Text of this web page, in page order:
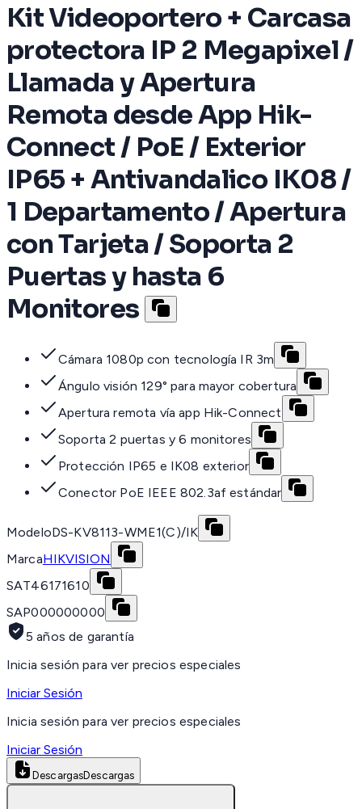
Kit Videoportero + Carcasa
protectora IP 2 Megapixel /
Llamada y Apertura
Remota desde App Hik-
Connect / PoE / Exterior
IP65 + Antivandalico IK08 /
1 Departamento / Apertura
con Tarjeta / Soporta 2
Puertas y hasta 6
Monitores
Cámara 1080p con tecnología IR 3m
Ángulo visión 129° para mayor cobertura
Apertura remota vía app Hik-Connect
Soporta 2 puertas y 6 monitores
Protección IP65 e IK08 exterior
Conector PoE IEEE 802.3af estándar
ModeloDS-KV8113-WME1(C)/IK
MarcaHIKVISION
SAT46171610
SAP000000000
5 años de garantía
Inicia sesión para ver precios especiales
Iniciar Sesión
Inicia sesión para ver precios especiales
Iniciar Sesión
DescargasDescargas